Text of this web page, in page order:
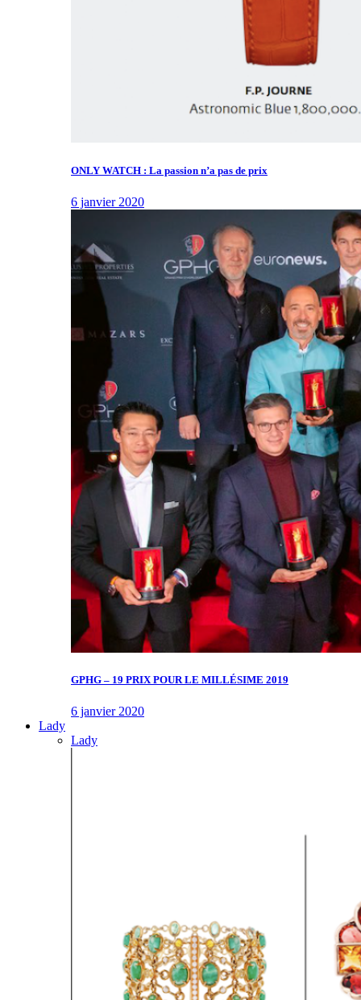
ONLY WATCH : La passion n’a pas de prix
6 janvier 2020
GPHG – 19 PRIX POUR LE MILLÉSIME 2019
6 janvier 2020
Lady
Lady